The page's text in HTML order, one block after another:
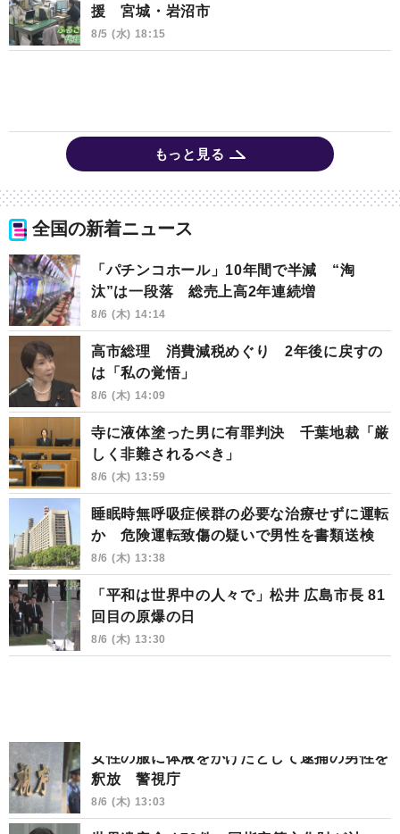
援 宮城・岩沼市
8/5 (水) 18:15
もっと見る
全国の新着ニュース
「パチンコホール」10年間で半減 “淘
汰”は一段落 総売上高2年連続増
8/6 (木) 14:14
高市総理 消費減税めぐり 2年後に戻すの
は「私の覚悟」
8/6 (木) 14:09
寺に液体塗った男に有罪判決 千葉地裁「厳
しく非難されるべき」
8/6 (木) 13:59
睡眠時無呼吸症候群の必要な治療せずに運転
か 危険運転致傷の疑いで男性を書類送検
8/6 (木) 13:38
「平和は世界中の人々で」松井 広島市長 81
回目の原爆の日
8/6 (木) 13:30
女性の服に体液をかけたとして逮捕の男性を
釈放 警視庁
8/6 (木) 13:03